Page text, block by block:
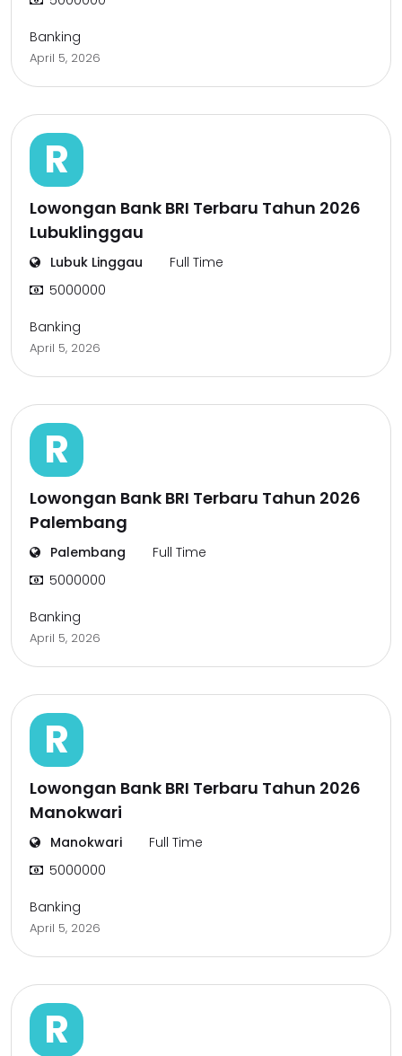
Banking
April 5, 2026
R
Lowongan Bank BRI Terbaru Tahun 2026
Lubuklinggau
Lubuk Linggau
Full Time
5000000
Banking
April 5, 2026
R
Lowongan Bank BRI Terbaru Tahun 2026
Palembang
Palembang
Full Time
5000000
Banking
April 5, 2026
R
Lowongan Bank BRI Terbaru Tahun 2026
Manokwari
Manokwari
Full Time
5000000
Banking
April 5, 2026
R